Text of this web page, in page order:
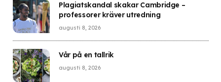
Plagiatskandal skakar Cambridge –
professorer kräver utredning
augusti 8, 2026
Vår på en tallrik
augusti 8, 2026